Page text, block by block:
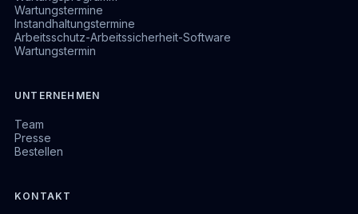
Wartungstermine
Instandhaltungstermine
Arbeitsschutz-Arbeitssicherheit-Software
Wartungstermin
UNTERNEHMEN
Team
Presse
Bestellen
KONTAKT